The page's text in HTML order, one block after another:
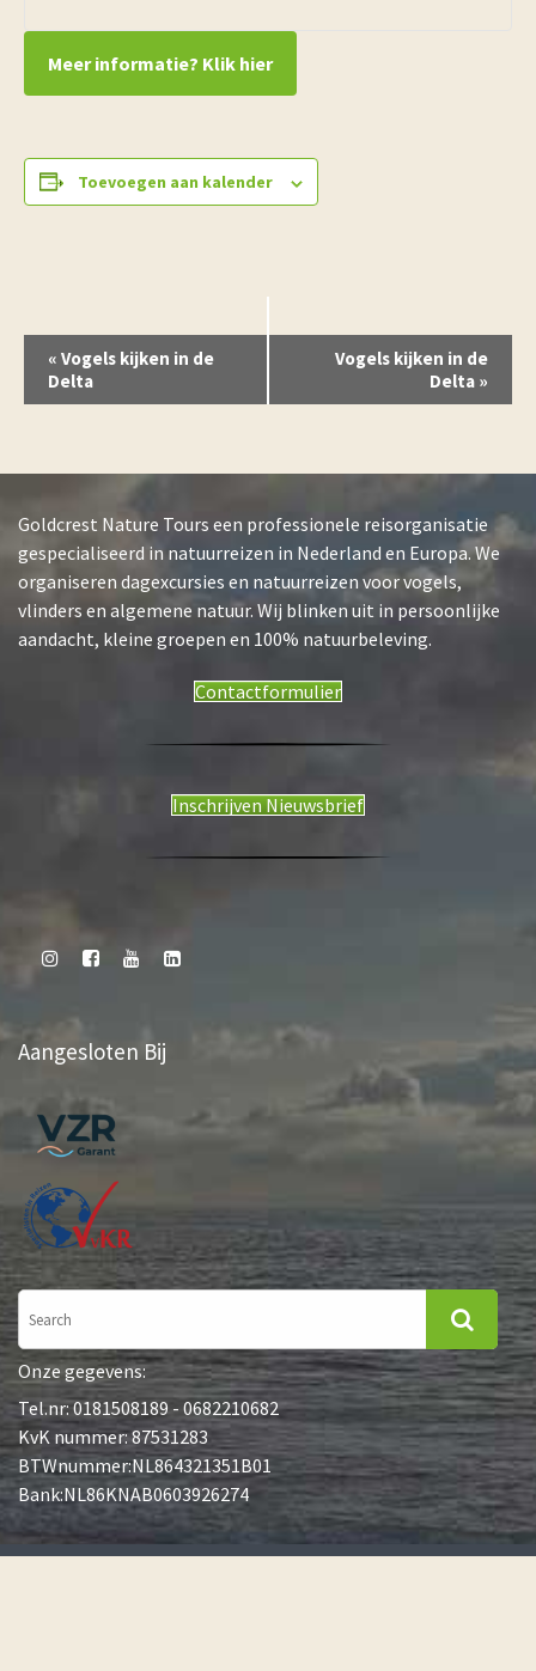
Meer informatie? Klik hier
Toevoegen aan kalender
e
m
n
t
N
a
v
« Vogels kijken in de
Delta
Vogels kijken in de
Delta »
Goldcrest Nature Tours een professionele reisorganisatie
gespecialiseerd in natuurreizen in Nederland en Europa. We
organiseren dagexcursies en natuurreizen voor vogels,
vlinders en algemene natuur. Wij blinken uit in persoonlijke
aandacht, kleine groepen en 100% natuurbeleving.
Contactformulier
Inschrijven Nieuwsbrief
Aangesloten Bij
Onze gegevens:
Tel.nr: 0181508189 - 0682210682
KvK nummer: 87531283
BTWnummer:NL864321351B01
Bank:NL86KNAB0603926274